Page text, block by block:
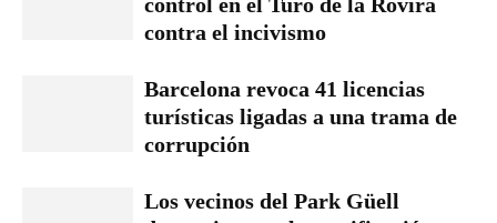
contra el incivismo
Barcelona revoca 41 licencias
turísticas ligadas a una trama de
corrupción
Los vecinos del Park Güell